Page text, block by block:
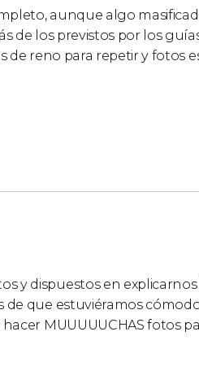
aunque algo
de los previstos por los
de reno para repetir y fotos
y dispuestos en explicarnos
de que estuviéramos
MUUUUUCHAS fotos